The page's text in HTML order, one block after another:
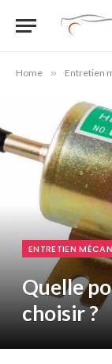
Home » Entretien
ENTRETIEN
Quelle
choisir ?